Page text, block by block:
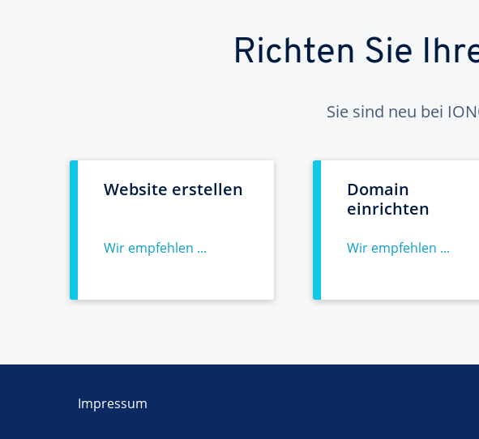
Richten Sie
Sie sind neu bei
Website erstellen
Wir empfehlen ...
Domain
einrichten
Wir empfehlen ...
Impressum